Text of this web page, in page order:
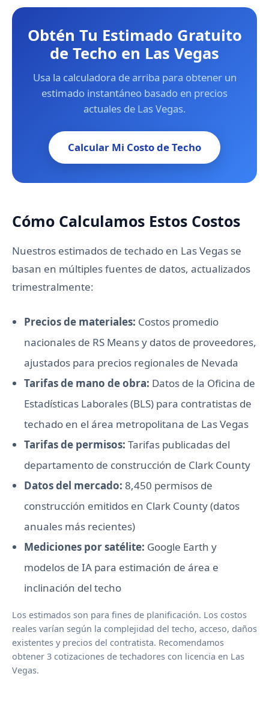
Obtén Tu Estimado Gratuito
de Techo en Las Vegas
Usa la calculadora de arriba para obtener un
estimado instantáneo basado en precios
actuales de Las Vegas.
Calcular Mi Costo de Techo
Cómo Calculamos Estos Costos
Nuestros estimados de techado en Las Vegas se
basan en múltiples fuentes de datos, actualizados
trimestralmente:
Precios de materiales: Costos promedio
nacionales de RS Means y datos de proveedores,
ajustados para precios regionales de Nevada
Tarifas de mano de obra: Datos de la Oficina de
Estadísticas Laborales (BLS) para contratistas de
techado en el área metropolitana de Las Vegas
Tarifas de permisos: Tarifas publicadas del
departamento de construcción de Clark County
Datos del mercado: 8,450 permisos de
construcción emitidos en Clark County (datos
anuales más recientes)
Mediciones por satélite: Google Earth y
modelos de IA para estimación de área e
inclinación del techo
Los estimados son para fines de planificación. Los costos
reales varían según la complejidad del techo, acceso, daños
existentes y precios del contratista. Recomendamos
obtener 3 cotizaciones de techadores con licencia en Las
Vegas.